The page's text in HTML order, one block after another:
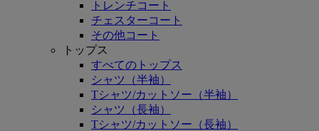
トレンチコート
チェスターコート
その他コート
トップス
すべてのトップス
シャツ（半袖）
Tシャツ/カットソー（半袖）
シャツ（長袖）
Tシャツ/カットソー（長袖）